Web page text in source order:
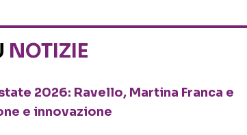
NOTIZIE
2026: Ravello, Martina Franca e
e innovazione